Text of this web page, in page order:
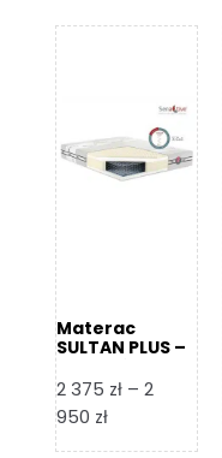
119 zł
Materac
SULTAN PLUS –
2 375 zł – 2
950 złZakres